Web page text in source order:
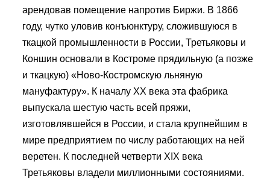
арендовав помещение напротив Биржи. В 1866
году, чутко уловив конъюнктуру, сложившуюся в
ткацкой промышленности в России, Третьяковы и
Коншин основали в Костроме прядильную (а позже
и ткацкую) «Ново-Костромскую льняную
мануфактуру». К началу ХХ века эта фабрика
выпускала шестую часть всей пряжи,
изготовлявшейся в России, и стала крупнейшим в
мире предприятием по числу работающих на ней
веретен. К последней четверти XIX века
Третьяковы владели миллионными состояниями.